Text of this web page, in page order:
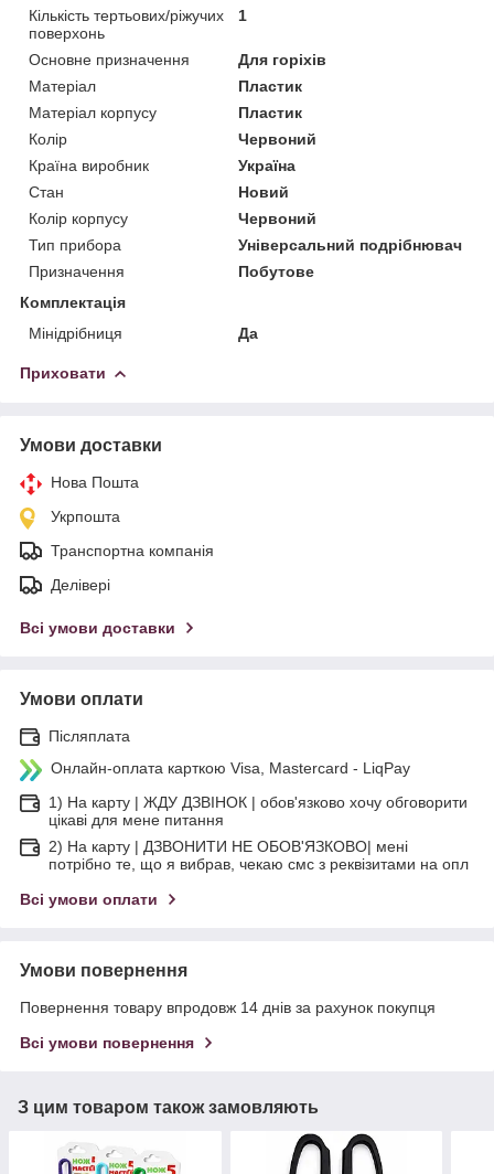
Кількість тертьових/ріжучих
поверхонь
1
Основне призначення
Для горіхів
Матеріал
Пластик
Матеріал корпусу
Пластик
Колір
Червоний
Країна виробник
Україна
Стан
Новий
Колір корпусу
Червоний
Тип прибора
Універсальний подрібнювач
Призначення
Побутове
Комплектація
Мінідрібниця
Да
Приховати
Умови доставки
Нова Пошта
Укрпошта
Транспортна компанія
Делівері
Всі умови доставки
Умови оплати
Післяплата
Онлайн-оплата карткою Visa, Mastercard - LiqPay
1) На карту | ЖДУ ДЗВІНОК | обов'язково хочу обговорити
цікаві для мене питання
2) На карту | ДЗВОНИТИ НЕ ОБОВ'ЯЗКОВО| мені
потрібно те, що я вибрав, чекаю смс з реквізитами на опл
Всі умови оплати
Умови повернення
Повернення товару впродовж 14 днів за рахунок покупця
Всі умови повернення
З цим товаром також замовляють